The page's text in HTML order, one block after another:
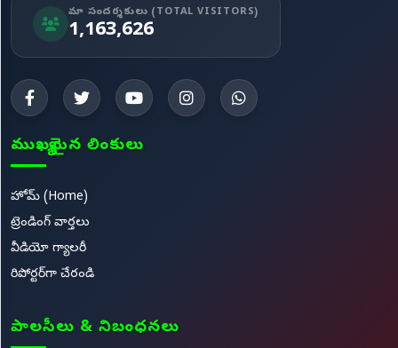
మా సందర్శకులు (TOTAL VISITORS)
1,163,626
ముఖ్యమైన లింకులు
హోమ్ (Home)
ట్రెండింగ్ వార్తలు
వీడియో గ్యాలరీ
రిపోర్టర్‌గా చేరండి
పాలసీలు & నిబంధనలు